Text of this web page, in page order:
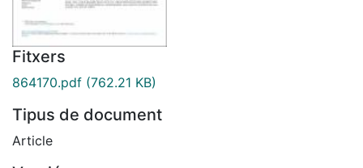
Fitxers
864170.pdf (762.21 KB)
Tipus de document
Article